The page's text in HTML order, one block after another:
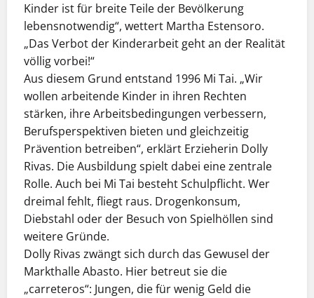
Kinder ist für breite Teile der Bevölkerung
lebensnotwendig“, wettert Martha Estensoro.
„Das Verbot der Kinderarbeit geht an der Realität
völlig vorbei!“
Aus diesem Grund entstand 1996 Mi Tai. „Wir
wollen arbeitende Kinder in ihren Rechten
stärken, ihre Arbeitsbedingungen verbessern,
Berufsperspektiven bieten und gleichzeitig
Prävention betreiben“, erklärt Erzieherin Dolly
Rivas. Die Ausbildung spielt dabei eine zentrale
Rolle. Auch bei Mi Tai besteht Schulpflicht. Wer
dreimal fehlt, fliegt raus. Drogenkonsum,
Diebstahl oder der Besuch von Spielhöllen sind
weitere Gründe.
Dolly Rivas zwängt sich durch das Gewusel der
Markthalle Abasto. Hier betreut sie die
„carreteros“: Jungen, die für wenig Geld die